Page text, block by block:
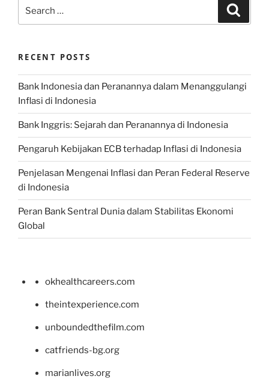
for:
RECENT POSTS
Bank Indonesia dan Peranannya dalam Menanggulangi
Inflasi di Indonesia
Bank Inggris: Sejarah dan Peranannya di Indonesia
Pengaruh Kebijakan ECB terhadap Inflasi di Indonesia
Penjelasan Mengenai Inflasi dan Peran Federal Reserve
di Indonesia
Peran Bank Sentral Dunia dalam Stabilitas Ekonomi
Global
okhealthcareers.com
theintexperience.com
unboundedthefilm.com
catfriends-bg.org
marianlives.org